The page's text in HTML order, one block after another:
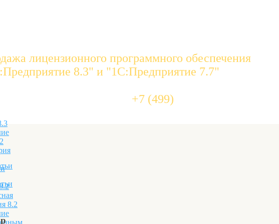
лицензионного программного обеспечения
8.3" и "1С:Предприятие 7.7"
+7 (499)
8.2